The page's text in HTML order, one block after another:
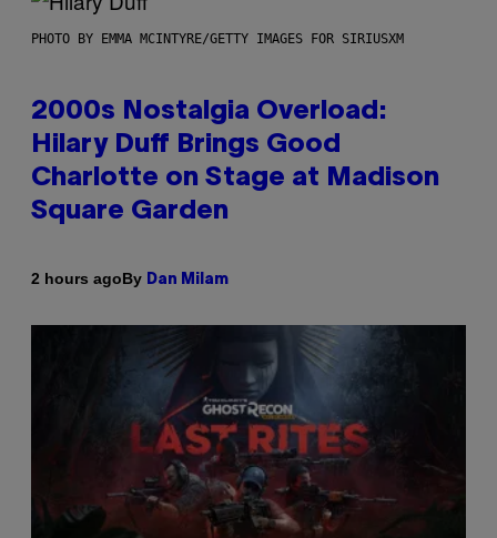
PHOTO BY EMMA MCINTYRE/GETTY IMAGES FOR SIRIUSXM
2000s Nostalgia Overload:
Hilary Duff Brings Good
Charlotte on Stage at Madison
Square Garden
2 hours agoBy Dan Milam